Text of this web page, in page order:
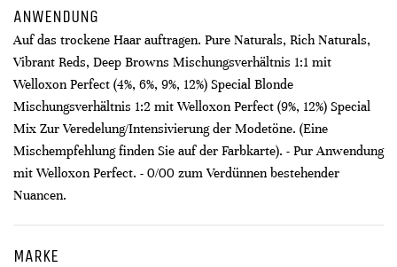
ANWENDUNG
Auf das trockene Haar auftragen. Pure Naturals, Rich Naturals,
Vibrant Reds, Deep Browns Mischungsverhältnis 1:1 mit
Welloxon Perfect (4%, 6%, 9%, 12%) Special Blonde
Mischungsverhältnis 1:2 mit Welloxon Perfect (9%, 12%) Special
Mix Zur Veredelung/Intensivierung der Modetöne. (Eine
Mischempfehlung finden Sie auf der Farbkarte). - Pur Anwendung
mit Welloxon Perfect. - 0/00 zum Verdünnen bestehender
Nuancen.
MARKE